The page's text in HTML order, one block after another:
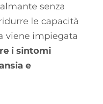
senza
le capacità
viene impiegata
i sintomi
e